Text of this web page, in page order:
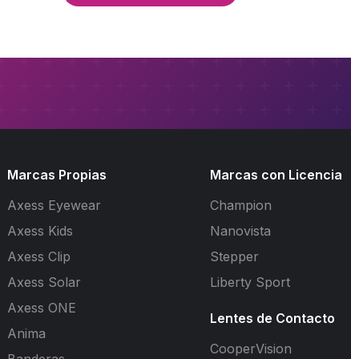
Marcas Propias
Axess Eyewear
Axess Kids
Axess Clip
Axess Solar
Axess ONE
Anima
Marcas con Licencia
Champion
Nanovista
Stepper
Liberty Sport
Lentes de Contacto
CooperVision